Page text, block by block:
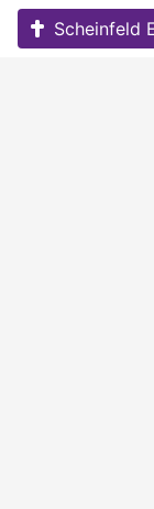
Skip
Scheinfeld